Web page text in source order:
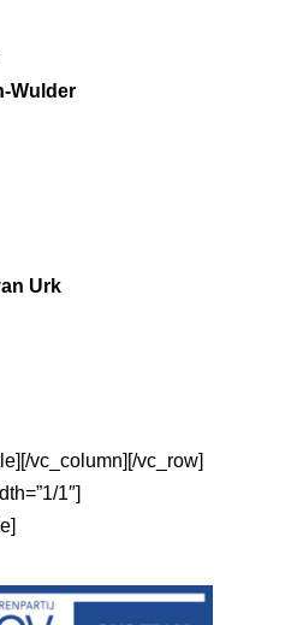
Wulder
Urk
vc_column][/vc_row]
1″]